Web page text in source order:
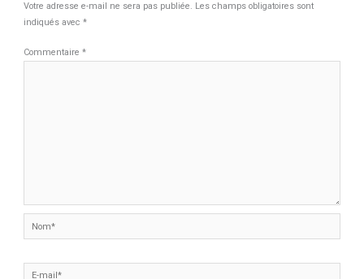
Votre adresse e-mail ne sera pas publiée. Les champs obligatoires sont
indiqués avec*
Commentaire*